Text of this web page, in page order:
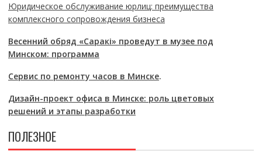
Юридическое обслуживание юрлиц: преимущества
комплексного сопровождения бизнеса
Весенний обряд «Саракі» проведут в музее под
Минском: программа
Сервис по ремонту часов в Минске.
Дизайн-проект офиса в Минске: роль цветовых
решений и этапы разработки
ПОЛЕЗНОЕ